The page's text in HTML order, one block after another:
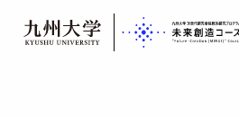
日本語 /